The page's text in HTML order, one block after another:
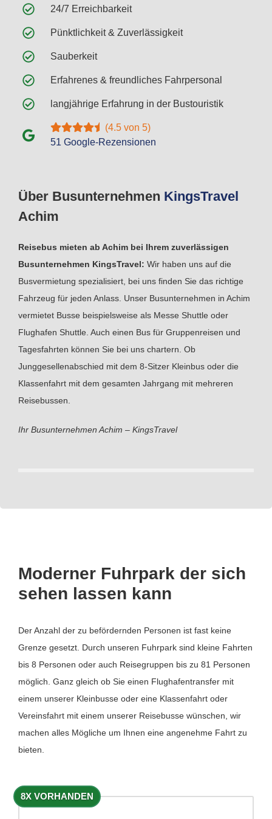
Über Busunternehmen KingsTravel
Achim
Reisebus mieten ab Achim bei Ihrem zuverlässigen
Busunternehmen KingsTravel: Wir haben uns auf die
Busvermietung spezialisiert, bei uns finden Sie das richtige
Fahrzeug für jeden Anlass. Unser Busunternehmen in Achim
vermietet Busse beispielsweise als Messe Shuttle oder
Flughafen Shuttle. Auch einen Bus für Gruppenreisen und
Tagesfahrten können Sie bei uns chartern. Ob
Junggesellenabschied mit dem 8-Sitzer Kleinbus oder die
Klassenfahrt mit dem gesamten Jahrgang mit mehreren
Reisebussen.
Ihr Busunternehmen Achim – KingsTravel
24/7 Erreichbarkeit
Pünktlichkeit & Zuverlässigkeit
Sauberkeit
Erfahrenes & freundliches Fahrpersonal
langjährige Erfahrung in der Bustouristik
(4.5 von 5)
51 Google-Rezensionen
Moderner Fuhrpark der sich
sehen lassen kann
Der Anzahl der zu befördernden Personen ist fast keine
Grenze gesetzt. Durch unseren Fuhrpark sind kleine Fahrten
bis 8 Personen oder auch Reisegruppen bis zu 81 Personen
möglich. Ganz gleich ob Sie einen Flughafentransfer mit
einem unserer Kleinbusse oder eine Klassenfahrt oder
Vereinsfahrt mit einem unserer Reisebusse wünschen, wir
machen alles Mögliche um Ihnen eine angenehme Fahrt zu
bieten.
8X VORHANDEN